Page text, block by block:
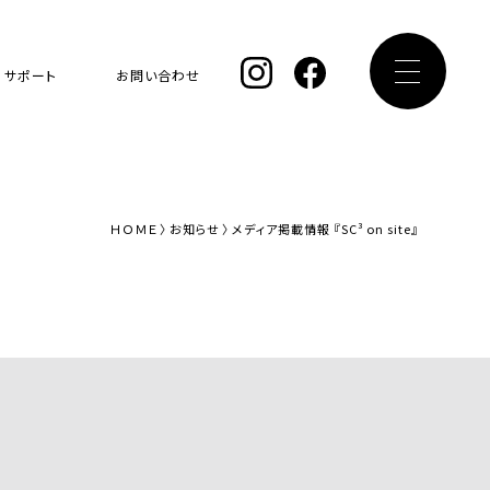
サポート お問い合わせ
ＨＯＭＥ お知らせ メディア掲載情報 『SC³ on site』